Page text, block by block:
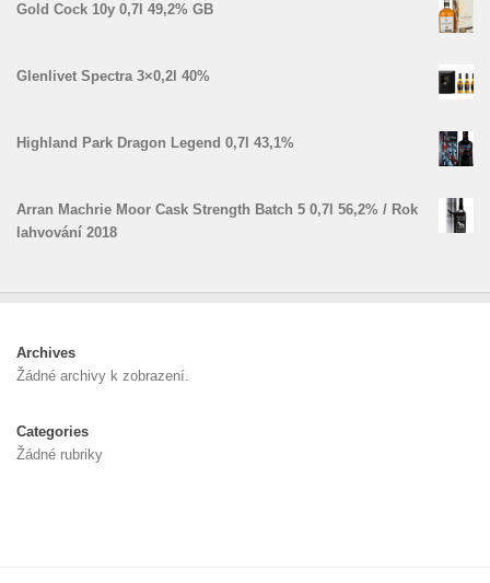
Gold Cock 10y 0,7l 49,2% GB
Glenlivet Spectra 3×0,2l 40%
Highland Park Dragon Legend 0,7l 43,1%
Arran Machrie Moor Cask Strength Batch 5 0,7l 56,2% / Rok
lahvování 2018
Archives
Žádné archivy k zobrazení.
Categories
Žádné rubriky